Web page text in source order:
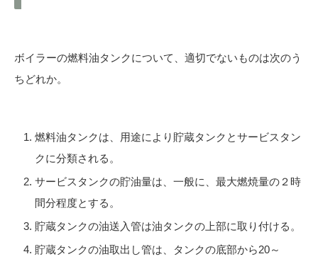
ボイラーの燃料油タンクについて、適切でないものは次のう
ちどれか。
燃料油タンクは、用途により貯蔵タンクとサービスタン
クに分類される。
サービスタンクの貯油量は、一般に、最大燃焼量の２時
間分程度とする。
貯蔵タンクの油送入管は油タンクの上部に取り付ける。
貯蔵タンクの油取出し管は、タンクの底部から20～